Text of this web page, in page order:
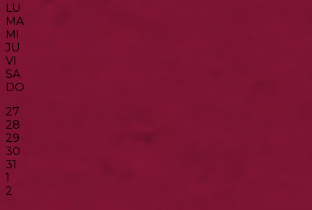
LU
MA
MI
JU
VI
SA
DO
27
28
29
30
31
1
2